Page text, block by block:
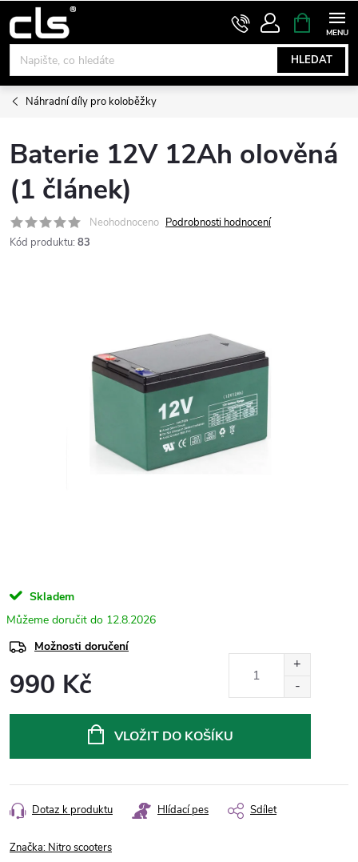
na
obsah
HLEDAT
NÁKUPNÍ
KOŠÍK
Náhradní díly pro koloběžky
Baterie 12V 12Ah olověná
(1 článek)
Neohodnoceno Podrobnosti hodnocení
Kód produktu: 83
Skladem
12.8.2026
Možnosti doručení
990 Kč
VLOŽIT DO KOŠÍKU
Dotaz k produktu Hlídací pes Sdílet
Značka: Nitro scooters